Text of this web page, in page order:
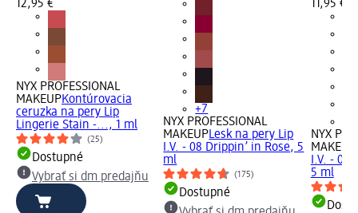
12,95 €
NYX PROFESSIONAL
MAKEUPKontúrovacia
ceruzka na pery Lip
Lingerie Stain -..., 1 ml
(25)
Dostupné
Vybrať si dm predajňu
+7
NYX PROFESSIONAL
MAKEUPLesk na pery Lip
I.V. - 08 Drippin’ in Rose, 5
ml
(175)
Dostupné
11,95 €
NYX
MAKEUP
I.V. - 07
5 ml